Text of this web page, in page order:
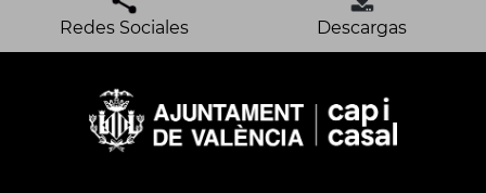
Redes Sociales Descargas